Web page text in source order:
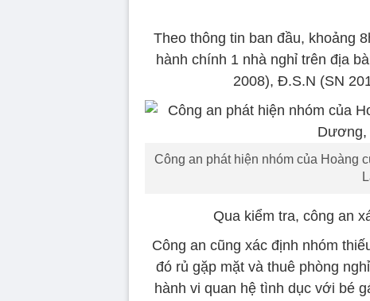
Theo thông tin ban đầu, khoảng
hành chính 1 nhà nghỉ trên địa
2008), Đ.S.N (SN
Công an phát hiện nhóm của Hoàng
Qua kiểm tra, công an
Công an cũng xác định nhóm
đó rủ gặp mặt và thuê phòng
hành vi quan hệ tình dục với bé